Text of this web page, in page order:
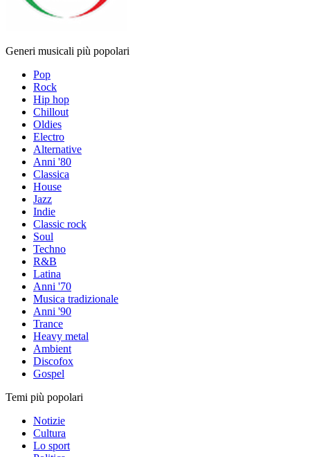
Generi musicali più popolari
Pop
Rock
Hip hop
Chillout
Oldies
Electro
Alternative
Anni '80
Classica
House
Jazz
Indie
Classic rock
Soul
Techno
R&B
Latina
Anni '70
Musica tradizionale
Anni '90
Trance
Heavy metal
Ambient
Discofox
Gospel
Temi più popolari
Notizie
Cultura
Lo sport